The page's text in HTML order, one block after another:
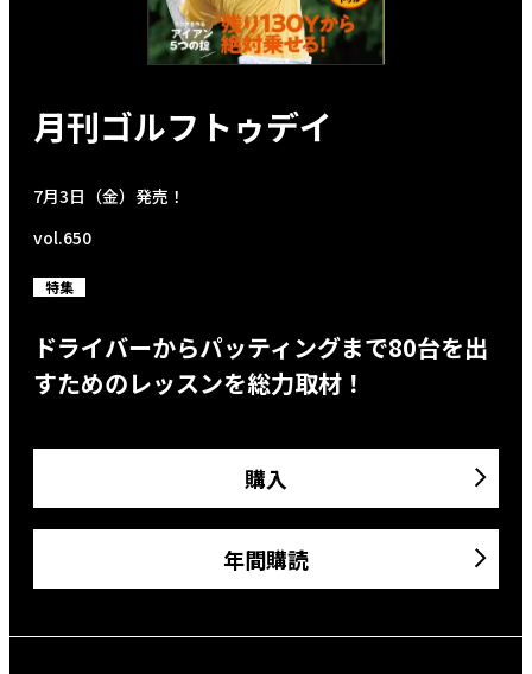
月刊ゴルフトゥデイ
7月3日（金）発売！
vol.650
特集
ドライバーからパッティングまで80台を出
すためのレッスンを総力取材！
購入
年間購読